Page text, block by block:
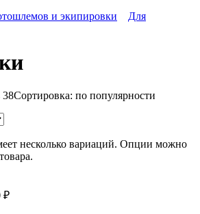
и экипировки
Для
38Сортировка: по популярности
несколько вариаций. Опции можно
₽